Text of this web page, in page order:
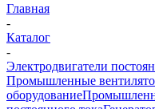
Главная
-
Каталог
-
Электродвигатели
Промышленные
оборудование